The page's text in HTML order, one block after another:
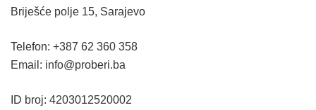
Briješće polje 15, Sarajevo
Telefon: +387 62 360 358
Email: info@proberi.ba
ID broj: 4203012520002